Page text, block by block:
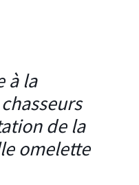
à la
de la
omelette